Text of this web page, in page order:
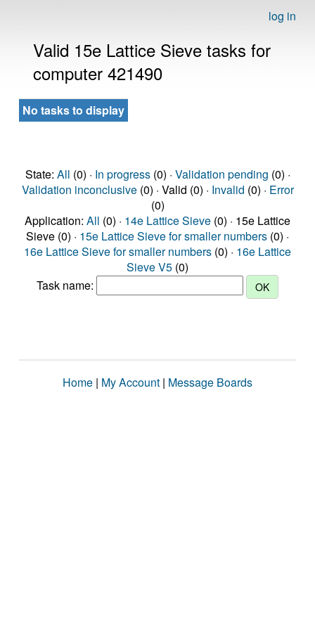
log in
Valid 15e Lattice Sieve tasks for
computer 421490
No tasks to display
State: All (0) · In progress(0) · Validation pending (0) ·
Validation inconclusive(0) · Valid (0) · Invalid (0) · Error
(0)
Application: All (0) · 14e Lattice Sieve (0) · 15e Lattice
Sieve (0) · 15e Lattice Sieve for smaller numbers (0) ·
16e Lattice Sieve for smaller numbers (0) · 16e Lattice
Sieve V5 (0)
Task name:
Home | My Account | Message Boards